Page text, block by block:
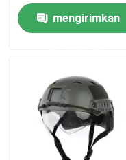
Berita
Pakaian Taktis
Rompi anti peluru
mengirimkan